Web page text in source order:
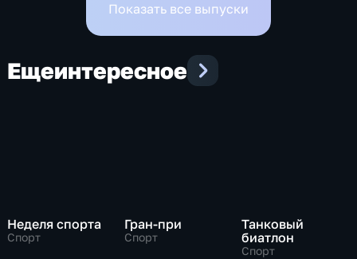
Показать все выпуски
Ещеинтересное
Неделя спорта
Спорт
Гран-при
Спорт
Танковый
биатлон
Спорт